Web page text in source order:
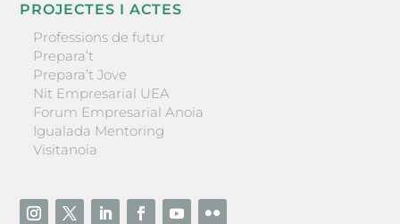
PROJECTES I ACTES
Professions de futur
Prepara’t
Prepara’t Jove
Nit Empresarial UEA
Forum Empresarial Anoia
Igualada Mentoring
Visitanoia